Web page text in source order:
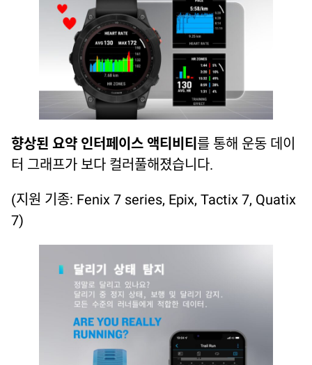
향상된 요약 인터페이스 액티비티 를 통해 운동 데이
터 그래프가 보다 컬러풀해졌습니다.
(지원 기종: Fenix 7 series, Epix, Tactix 7, Quatix
7)